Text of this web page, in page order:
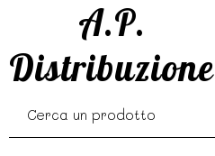
A.P.
Distribuzione